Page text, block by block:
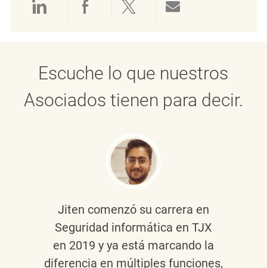
Compartir a través de LinkedIn
Compartir a través de
Compartir a través
Escuche lo que nuestros
Asociados tienen para decir.
Jiten comenzó su carrera en
Seguridad informática en TJX
en 2019 y ya está marcando la
diferencia en múltiples funciones,